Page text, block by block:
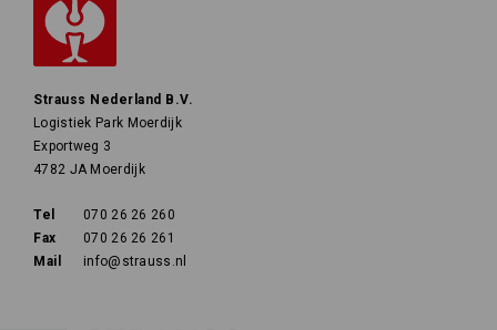
Strauss Nederland B.V.
Logistiek Park Moerdijk
Exportweg 3
4782 JA Moerdijk
Tel
070 26 26 260
Fax
070 26 26 261
Mail
info@strauss.nl